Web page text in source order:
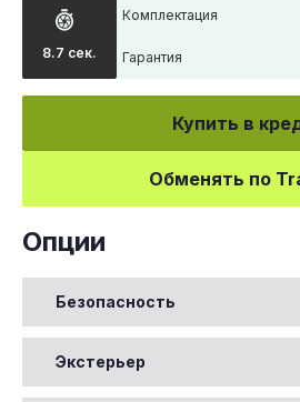
8.7 сек.
Комплектация
Гарантия
Купить в
Обменять по
Опции
Безопасность
Экстерьер